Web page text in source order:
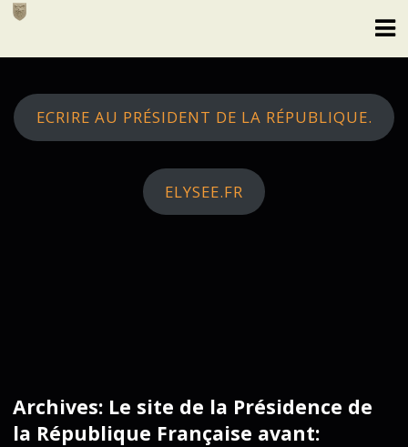
Skip
ECRIRE AU PRÉSIDENT DE LA RÉPUBLIQUE.
ELYSEE.FR
Archives: Le site de la Présidence de
la République Française avant: